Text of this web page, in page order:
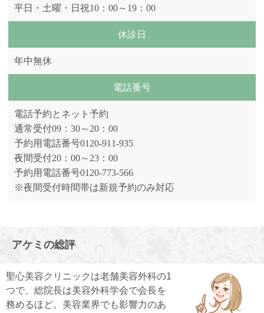
平日・土曜・日祝10：00～19：00
休診日
年中無休
電話番号
電話予約とネット予約
通常受付09：30～20：00
予約用電話番号0120-911-935
夜間受付20：00～23：00
予約用電話番号0120-773-566
※夜間受付時間帯は新規予約のみ対応
アケミの総評
聖心美容クリニックは老舗美容外科の1
つで、総院長は美容外科学会で会長を
務めるほど。美容業界でも影響力のあ